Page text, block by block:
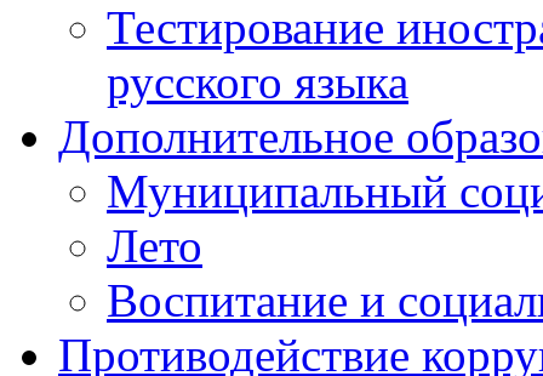
Тестирование
русского языка
Дополнительное
Муниципальный
Лето
Воспитание и
Противодействие